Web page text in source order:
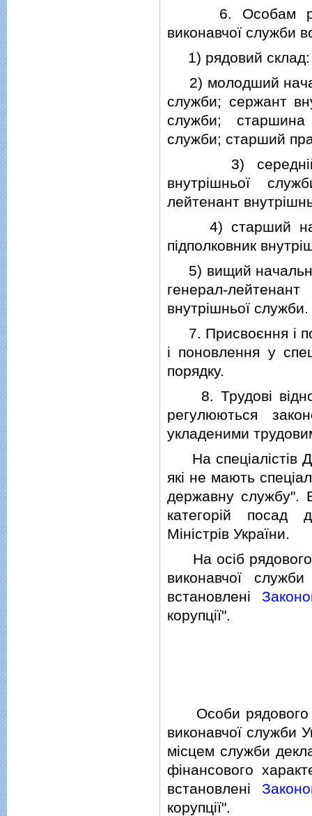
6. Особам
виконавчої служби
1) рядовий склад:
2) молодший
служби; сержант
служби;
служби; старший
3) середнiй
внутрiшньої
лейтенант
4) старший
пiдполковник
5) вищий
генерал-
внутрiшньої служби.
7. Присвоєння i
i поновлення у
порядку.
8. Трудовi
регулюються
укладеними
На спецiалiстiв
якi не мають
державну службу".
категорiй посад
Мiнiстрiв України.
На осiб рядового i
виконавчої
встановленi
корупцiї".
Особи рядового i
виконавчої служби
мiсцем служби
фiнансового
встановленi
корупцiї".